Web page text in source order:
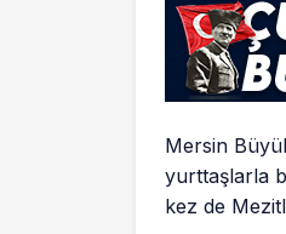
Mersin
yurttaşlarla
kez de